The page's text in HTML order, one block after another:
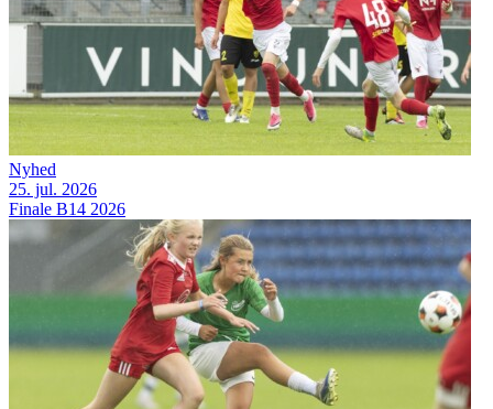
Nyhed
25. jul. 2026
Finale B14 2026